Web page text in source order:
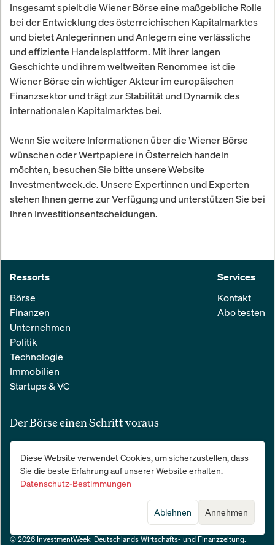
Insgesamt spielt die Wiener Börse eine maßgebliche Rolle
bei der Entwicklung des österreichischen Kapitalmarktes
und bietet Anlegerinnen und Anlegern eine verlässliche
und effiziente Handelsplattform. Mit ihrer langen
Geschichte und ihrem weltweiten Renommee ist die
Wiener Börse ein wichtiger Akteur im europäischen
Finanzsektor und trägt zur Stabilität und Dynamik des
internationalen Kapitalmarktes bei.
Wenn Sie weitere Informationen über die Wiener Börse
wünschen oder Wertpapiere in Österreich handeln
möchten, besuchen Sie bitte unsere Website
Investmentweek.de. Unsere Expertinnen und Experten
stehen Ihnen gerne zur Verfügung und unterstützen Sie bei
Ihren Investitionsentscheidungen.
Ressorts
Börse
Finanzen
Unternehmen
Politik
Technologie
Immobilien
Startups & VC
Services
Kontakt
Abo testen
Der Börse einen Schritt voraus
Alle relevanten Nachrichten aus Wirtschaft und Finanzen in einer
einfachen E-Mail. 100 % kostenlos:
© 2026 InvestmentWeek: Deutschlands Wirtschafts- und Finanzzeitung.
Diese Website verwendet Cookies, um sicherzustellen, dass
Sie die beste Erfahrung auf unserer Website erhalten.
Datenschutz-Bestimmungen
Annehmen
Ablehnen